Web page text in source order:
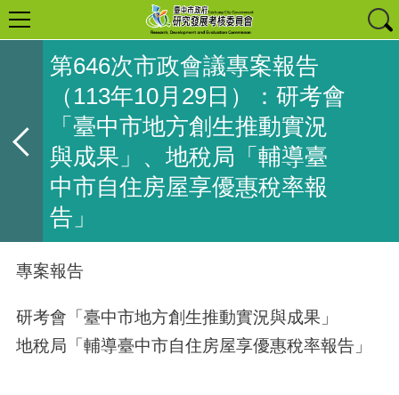
第646次市政會議專案報告
（113年10月29日）：研考會
「臺中市地方創生推動實況
與成果」、地稅局「輔導臺
中市自住房屋享優惠稅率報
告」
專案報告
研考會「臺中市地方創生推動實況與成果」
地稅局「輔導臺中市自住房屋享優惠稅率報告」